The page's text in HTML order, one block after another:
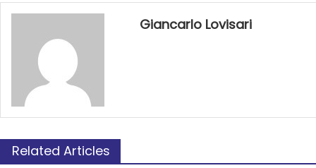
Giancarlo Lovisari
Related Articles